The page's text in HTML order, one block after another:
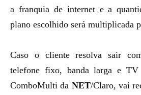
a franquia de internet e a
plano escolhido será multiplicada
Caso o cliente resolva sair
telefone fixo, banda larga e
ComboMulti da NET/Claro, vai